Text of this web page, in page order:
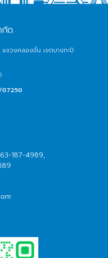
กัด
วงคลองจั่น เขตบางกะปิ
07250
187-4989,